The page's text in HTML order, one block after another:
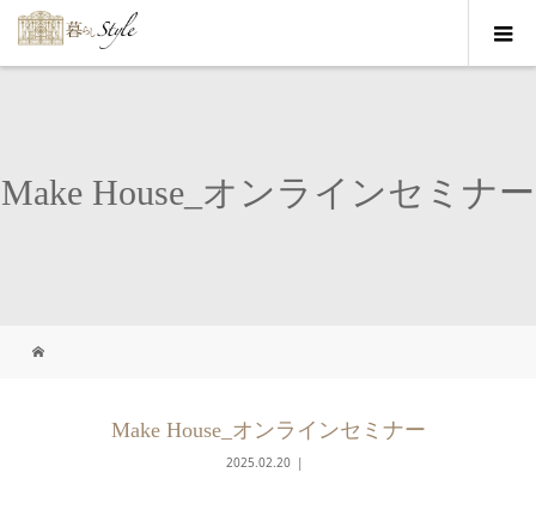
Make House_オンラインセミナー
Make House_オンラインセミナー
2025.02.20